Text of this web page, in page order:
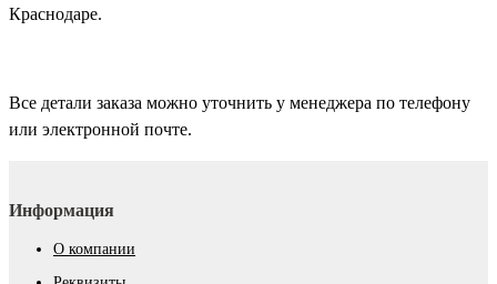
Краснодаре.
Все детали заказа можно уточнить у менеджера по телефону
или электронной почте.
Информация
О компании